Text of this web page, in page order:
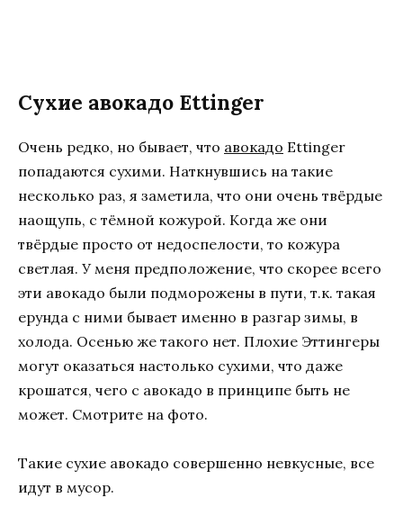
Сухие авокадо Ettinger
Очень редко, но бывает, что авокадо Ettinger
попадаются сухими. Наткнувшись на такие
несколько раз, я заметила, что они очень твёрдые
наощупь, с тёмной кожурой. Когда же они
твёрдые просто от недоспелости, то кожура
светлая. У меня предположение, что скорее всего
эти авокадо были подморожены в пути, т.к. такая
ерунда с ними бывает именно в разгар зимы, в
холода. Осенью же такого нет. Плохие Эттингеры
могут оказаться настолько сухими, что даже
крошатся, чего с авокадо в принципе быть не
может. Смотрите на фото.
Такие сухие авокадо совершенно невкусные, все
идут в мусор.